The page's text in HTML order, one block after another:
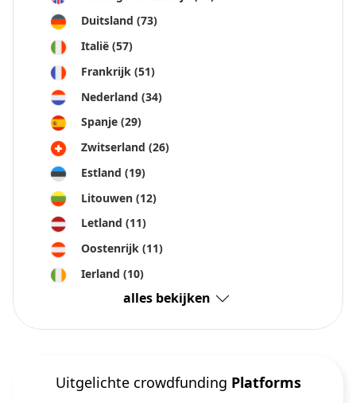
Duitsland (73)
Italië (57)
Frankrijk (51)
Nederland (34)
Spanje (29)
Zwitserland (26)
Estland (19)
Litouwen (12)
Letland (11)
Oostenrijk (11)
Ierland (10)
alles bekijken
Uitgelichte crowdfunding Platforms